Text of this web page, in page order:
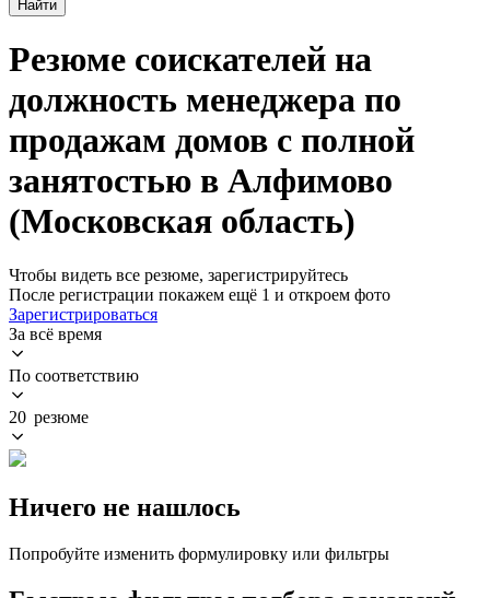
Найти
Резюме соискателей на
должность менеджера по
продажам домов с полной
занятостью в Алфимово
(Московская область)
Чтобы видеть все резюме, зарегистрируйтесь
После регистрации покажем ещё 1 и откроем фото
Зарегистрироваться
За всё время
По соответствию
20 резюме
Ничего не нашлось
Попробуйте изменить формулировку или фильтры